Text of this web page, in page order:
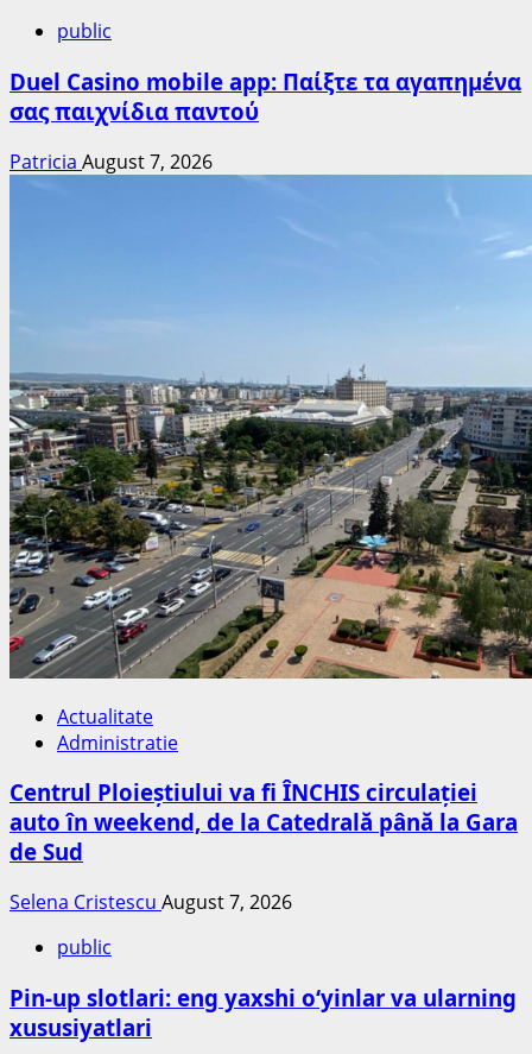
public
Duel Casino mobile app: Παίξτε τα αγαπημένα
σας παιχνίδια παντού
Patricia August 7, 2026
Actualitate
Administratie
Centrul Ploieștiului va fi ÎNCHIS circulației
auto în weekend, de la Catedrală până la Gara
de Sud
Selena Cristescu August 7, 2026
public
Pin-up slotlari: eng yaxshi o‘yinlar va ularning
xususiyatlari